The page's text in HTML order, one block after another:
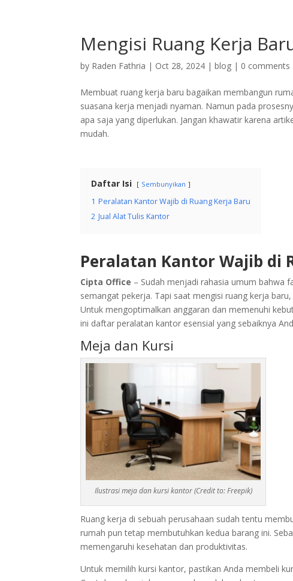
Mengisi Ruang Kerja
by Raden Fathria | Oct 28, 2024 |blog | 0 comments
Membuat ruang kerja baru bagaikan membangun
suasana kerja menjadi nyaman. Namun pada
apa saja yang diperlukan. Jangan khawatir karena
mudah.
Daftar Isi Sembunyikan
1 Peralatan Kantor Wajib di Ruang Kerja Baru
2 Jual Alat Tulis Kantor
Peralatan Kantor Wajib di
Cipta Office – Sudah menjadi rahasia umum bahwa
semangat pekerja. Tapi saat mengisi ruang kerja
Untuk mengoptimalkan anggaran dan memenuhi
ini daftar peralatan kantor esensial yang sebaiknya
Meja dan Kursi
Ilustrasi meja dan kursi kantor (Credit to: Freepik)
Ruang kerja di sebuah perusahaan sudah tentu
rumah pun tetap membutuhkan kedua barang ini.
memengaruhi kesehatan dan produktivitas.
Untuk memilih kursi kantor, pastikan Anda membeli